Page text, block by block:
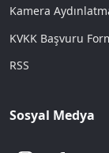
Kamera
KVKK Başvuru
RSS
Sosyal Medya